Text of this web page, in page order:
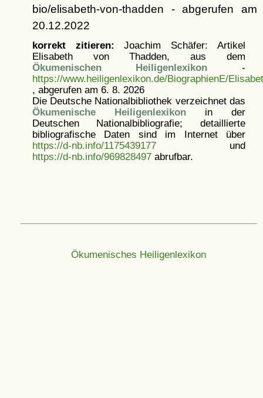
bio/elisabeth-von-thadden - abgerufen am
20.12.2022
korrekt zitieren: Joachim Schäfer: Artikel
Elisabeth von Thadden, aus dem
Ökumenischen Heiligenlexikon -
https://www.heiligenlexikon.de/BiographienE/
, abgerufen am 6. 8. 2026
Die Deutsche Nationalbibliothek verzeichnet das
Ökumenische Heiligenlexikonin der
Deutschen Nationalbibliografie; detaillierte
bibliografische Daten sind im Internet über
https://d-nb.info/1175439177und
https://d-nb.info/969828497abrufbar.
Ökumenisches Heiligenlexikon